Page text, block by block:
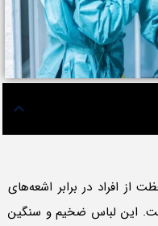
از افراد در برابر اشعه‌های
این لباس ضخیم و سنگین